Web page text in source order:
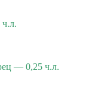
— 0,25 ч.л.